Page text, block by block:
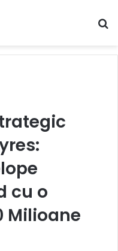
cu o
Milioane